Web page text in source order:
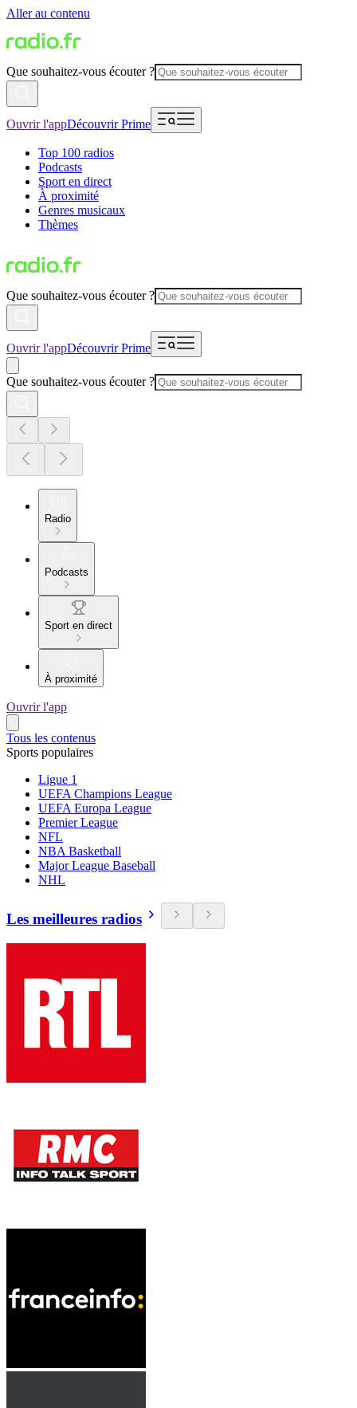
Aller au contenu
Que souhaitez-vous écouter ?
Ouvrir l'appDécouvrir Prime
Top 100 radios
Podcasts
Sport en direct
À proximité
Genres musicaux
Thèmes
Que souhaitez-vous écouter ?
Ouvrir l'appDécouvrir Prime
Que souhaitez-vous écouter ?
Radio
Podcasts
Sport en direct
À proximité
Ouvrir l'app
Tous les contenus
Sports populaires
Ligue 1
UEFA Champions League
UEFA Europa League
Premier League
NFL
NBA Basketball
Major League Baseball
NHL
Les meilleures radios